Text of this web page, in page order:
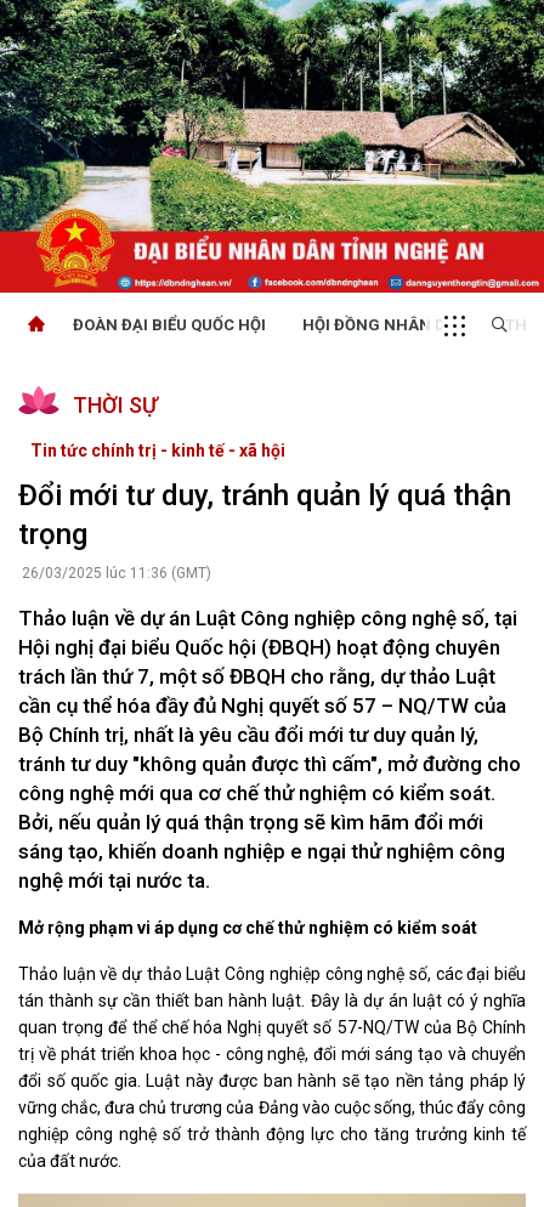
ĐOÀN ĐẠI BIỂU QUỐC HỘI HỘI ĐỒNG NHÂN DÂN
THỜI SỰ
Tin tức chính trị - kinh tế - xã hội
Đổi mới tư duy, tránh quản lý quá thận
trọng
26/03/2025 lúc 11:36 (GMT)
Thảo luận về dự án Luật Công nghiệp công nghệ số, tại
Hội nghị đại biểu Quốc hội (ĐBQH) hoạt động chuyên
trách lần thứ 7, một số ĐBQH cho rằng, dự thảo Luật
cần cụ thể hóa đầy đủ Nghị quyết số 57 – NQ/TW của
Bộ Chính trị, nhất là yêu cầu đổi mới tư duy quản lý,
tránh tư duy "không quản được thì cấm", mở đường cho
công nghệ mới qua cơ chế thử nghiệm có kiểm soát.
Bởi, nếu quản lý quá thận trọng sẽ kìm hãm đổi mới
sáng tạo, khiến doanh nghiệp e ngại thử nghiệm công
nghệ mới tại nước ta.
Mở rộng phạm vi áp dụng cơ chế thử nghiệm có kiểm soát
Thảo luận về dự thảo Luật Công nghiệp công nghệ số, các đại biểu
tán thành sự cần thiết ban hành luật. Đây là dự án luật có ý nghĩa
quan trọng để thể chế hóa Nghị quyết số 57-NQ/TW của Bộ Chính
trị về phát triển khoa học - công nghệ, đổi mới sáng tạo và chuyển
đổi số quốc gia. Luật này được ban hành sẽ tạo nền tảng pháp lý
vững chắc, đưa chủ trương của Đảng vào cuộc sống, thúc đẩy công
nghiệp công nghệ số trở thành động lực cho tăng trưởng kinh tế
của đất nước.